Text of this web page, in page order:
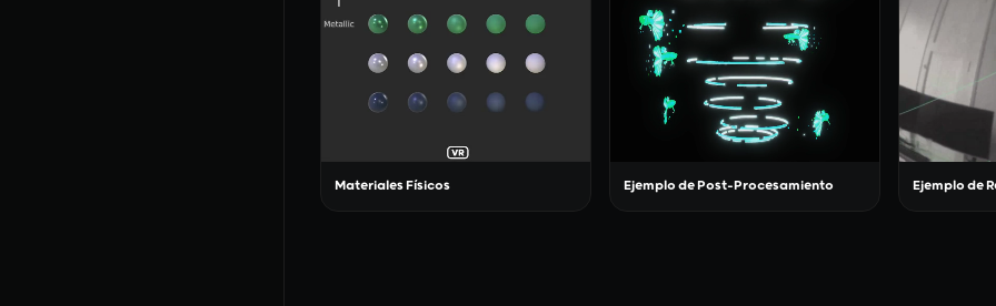
Materiales Físicos Ejemplo de Post-Procesamiento Ejemplo de